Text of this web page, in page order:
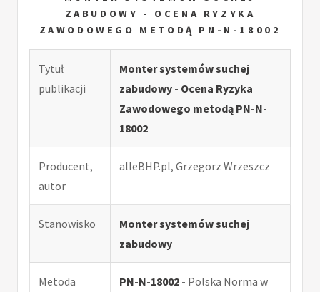
ZABUDOWY - OCENA RYZYKA
ZAWODOWEGO METODĄ PN-N-18002
Tytuł
publikacji
Monter systemów suchej
zabudowy - Ocena Ryzyka
Zawodowego metodą PN-N-
18002
Producent,
autor
alleBHP.pl, Grzegorz Wrzeszcz
Stanowisko
Monter systemów suchej
zabudowy
Metoda
PN-N-18002 - Polska Norma w